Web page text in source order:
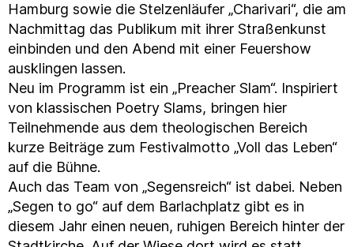
Hamburg sowie die Stelzenläufer „Charivari“, die am
Nachmittag das Publikum mit ihrer Straßenkunst
einbinden und den Abend mit einer Feuershow
ausklingen lassen.
Neu im Programm ist ein „Preacher Slam“. Inspiriert
von klassischen Poetry Slams, bringen hier
Teilnehmende aus dem theologischen Bereich
kurze Beiträge zum Festivalmotto „Voll das Leben“
auf die Bühne.
Auch das Team von „Segensreich“ ist dabei. Neben
„Segen to go“ auf dem Barlachplatz gibt es in
diesem Jahr einen neuen, ruhigen Bereich hinter der